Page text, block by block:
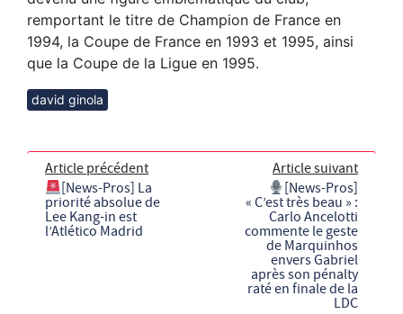
remportant le titre de Champion de France en
1994, la Coupe de France en 1993 et 1995, ainsi
que la Coupe de la Ligue en 1995.
david ginola
Article précédent
[News-Pros] La
priorité absolue de
Lee Kang-in est
l’Atlético Madrid
Article suivant
[News-Pros]
« C’est très beau » :
Carlo Ancelotti
commente le geste
de Marquinhos
envers Gabriel
après son pénalty
raté en finale de la
LDC